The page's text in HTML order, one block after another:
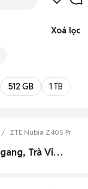
Xoá lọc
512 GB 1 TB
ZTE Nubia Z40S Pro
0 Zte Nubia Z40s Pro cũ Huyện Cầu Ngang, Trà Vinh đẹp